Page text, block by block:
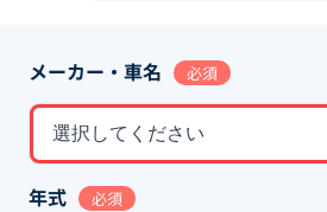
メーカー・車名 必須
選択してください
年式 必須